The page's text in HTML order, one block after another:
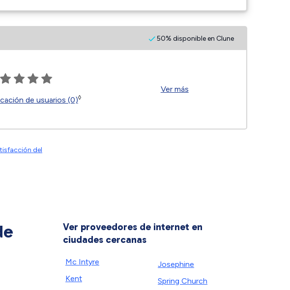
50% disponible en Clune
de usuarios (0)◊
Ver más
del
Ver proveedores de internet en
ciudades cercanas
Mc Intyre
Kent
Josephine
Spring Church